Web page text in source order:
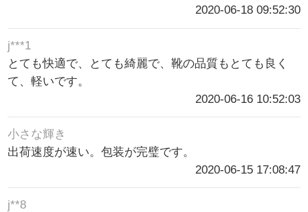
2020-06-18 09:52:30
j***1
とても快適で、とても綺麗で、靴の品質もとても良く
て、軽いです。
2020-06-16 10:52:03
小さな輝き
出荷速度が速い。包装が完璧です。
2020-06-15 17:08:47
j**8